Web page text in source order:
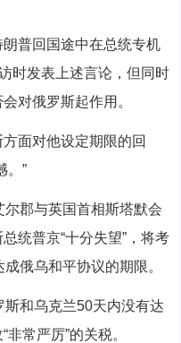
普回国途中在总统专机
时发表上述言论，但同时
对俄罗斯起作用。
面对他设定期限的回
。”
郡与英国首相斯塔默会
统普京“十分失望”，将考
俄乌和平协议的期限。
和乌克兰50天内没有达
常严厉”的关税。